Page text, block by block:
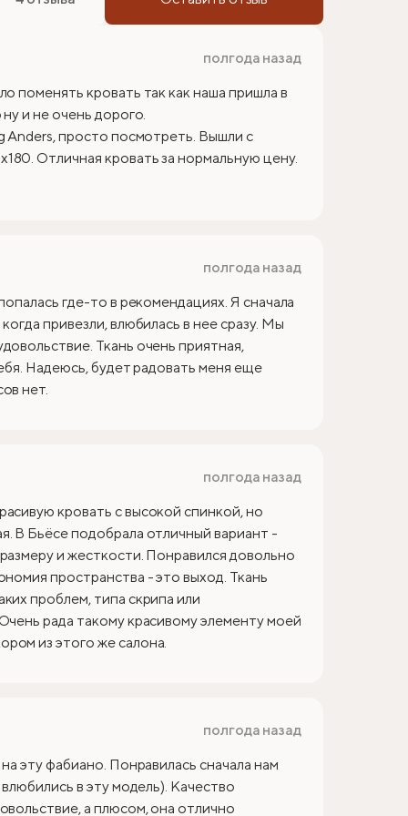
полгода назад
поменять кровать так как наша пришла в
и не очень дорого.
Anders, просто посмотреть. Вышли с
Отличная кровать за нормальную цену.
полгода назад
где-то в рекомендациях. Я сначала
привезли, влюбилась в нее сразу. Мы
Ткань очень приятная,
Надеюсь, будет радовать меня еще
нет.
полгода назад
кровать с высокой спинкой, но
В Бьёсе подобрала отличный вариант -
и жесткости. Понравился довольно
пространства - это выход. Ткань
проблем, типа скрипа или
рада такому красивому элементу моей
из этого же салона.
полгода назад
эту фабиано. Понравилась сначала нам
в эту модель). Качество
а плюсом, она отлично